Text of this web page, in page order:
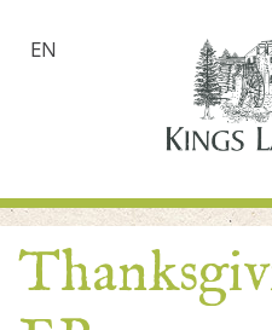
EN